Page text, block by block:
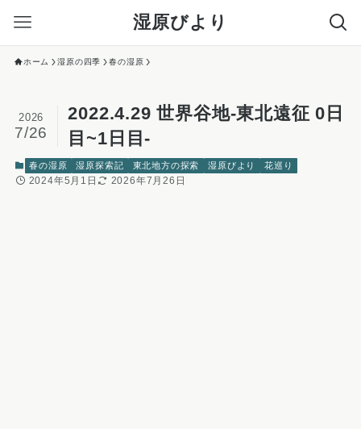
湿原びより
ホーム 湿原の四季 春の湿原
2022.4.29 世界谷地-東北遠征 0日
目~1日目-
2026
7/26
春の湿原 湿原探索記 東北地方の探索 湿原びより 花巡り
2024年5月1日 2026年7月26日